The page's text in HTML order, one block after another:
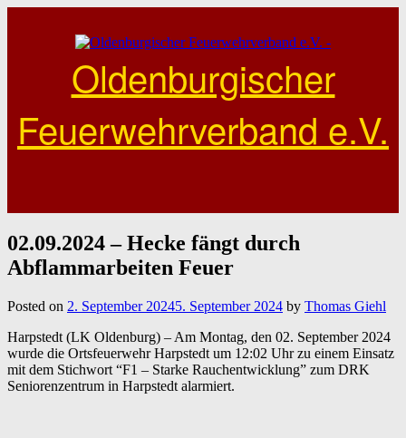
Oldenburgischer
Feuerwehrverband e.V.
02.09.2024 – Hecke fängt durch
Abflammarbeiten Feuer
Posted on 2. September 20245. September 2024 by Thomas Giehl
Harpstedt (LK Oldenburg) – Am Montag, den 02. September 2024
wurde die Ortsfeuerwehr Harpstedt um 12:02 Uhr zu einem Einsatz
mit dem Stichwort “F1 – Starke Rauchentwicklung” zum DRK
Seniorenzentrum in Harpstedt alarmiert.